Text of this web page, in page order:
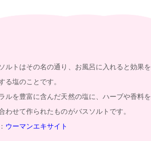
ルトはその名の通り、お風呂に入れると効果を
る塩のことです。
ルを豊富に含んだ天然の塩に、ハーブや香料を
わせて作られたものがバスソルトです。
ウーマンエキサイト